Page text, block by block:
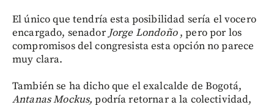
El único que tendría esta posibilidad sería el vocero
encargado, senador Jorge Londoño, pero por los
compromisos del congresista esta opción no parece
muy clara.
También se ha dicho que el exalcalde de Bogotá,
Antanas Mockus,podría retornar a la colectividad,